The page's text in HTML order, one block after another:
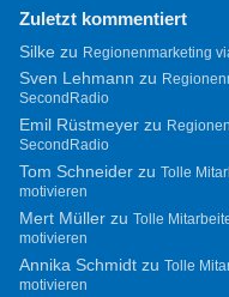
Zuletzt kommentiert
Silkezu Regionenmarketing
Sven Lehmann zu
SecondRadio
Emil Rüstmeyerzu
SecondRadio
Tom Schneiderzu Tolle
motivieren
Mert Müllerzu Tolle
motivieren
Annika Schmidtzu Tolle
motivieren